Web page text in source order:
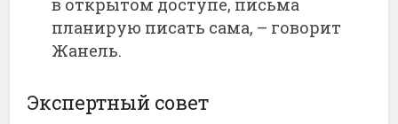
в открытом доступе, письма
планирую писать сама, – говорит
Жанель.
Экспертный совет